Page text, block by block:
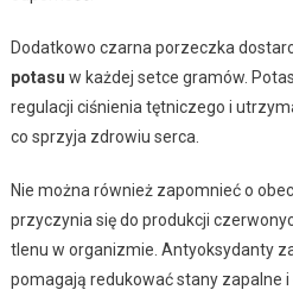
Dodatkowo czarna porzeczka
potasu w każdej setce gramów.
regulacji ciśnienia tętniczego i
co sprzyja zdrowiu serca.
Nie można również zapomnieć o
przyczynia się do produkcji
tlenu w organizmie. Antyoksydanty
pomagają redukować stany zapalne